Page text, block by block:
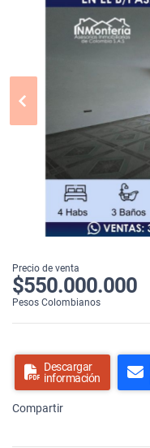
Precio de venta
$550.000.000
Pesos Colombianos
Descargar
información
Compartir